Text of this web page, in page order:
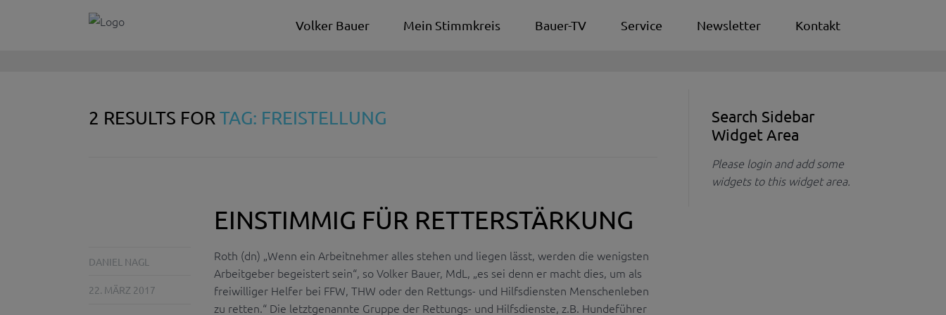
Volker Bauer Mein Stimmkreis Bauer-TV Service Newsletter Kontakt
2 RESULTS FOR TAG: FREISTELLUNG
EINSTIMMIG FÜR RETTERSTÄRKUNG
DANIEL NAGL
22. MÄRZ 2017
Roth (dn) „Wenn ein Arbeitnehmer alles stehen und liegen lässt, werden die wenigsten
Arbeitgeber begeistert sein“, so Volker Bauer, MdL, „es sei denn er macht dies, um als
freiwilliger Helfer bei FFW, THW oder den Rettungs- und Hilfsdiensten Menschenleben
zu retten.“ Die letztgenannte Gruppe der Rettungs- und Hilfsdienste, z.B. Hundeführer
Search Sidebar
Widget Area
Please login and add some
widgets to this widget area.